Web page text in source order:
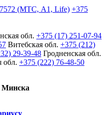
7572 (МТС, A1, Life) +375
обл. +375 (17) 251-07-94
Витебская обл. +375 (212)
29-39-48 Гродненская обл.
обл. +375 (222) 76-48-50
Минска